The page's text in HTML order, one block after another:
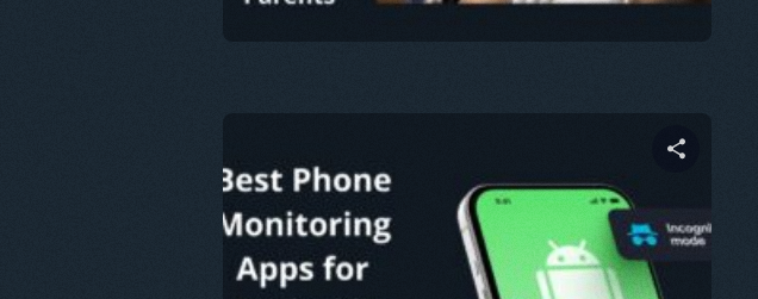
이 문서 공유하기